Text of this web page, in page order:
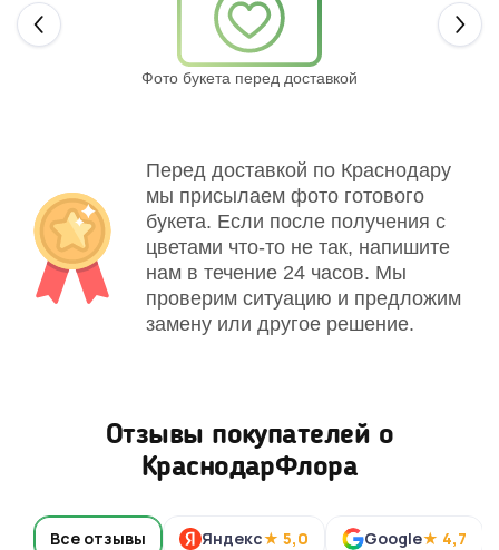
Фото букета перед доставкой
Перед доставкой по Краснодару
мы присылаем фото готового
букета. Если после получения с
цветами что-то не так, напишите
нам в течение 24 часов. Мы
проверим ситуацию и предложим
замену или другое решение.
Отзывы покупателей о
КраснодарФлора
Все отзывы Яндекс★ 5,0 Google★ 4,7